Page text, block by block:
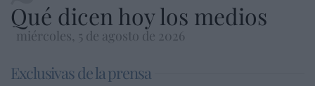
Qué dicen hoy los medios
miércoles, 5 de agosto de 2026
Exclusivas de la prensa